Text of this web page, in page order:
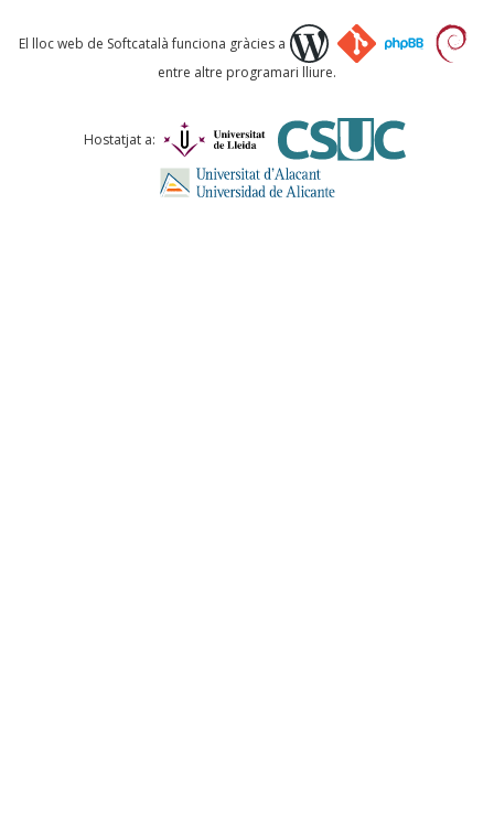
Què proposeu?
Comentari *
El lloc web de Softcatalà funciona gràcies a
entre altre programari lliure.
Hostatjat a: